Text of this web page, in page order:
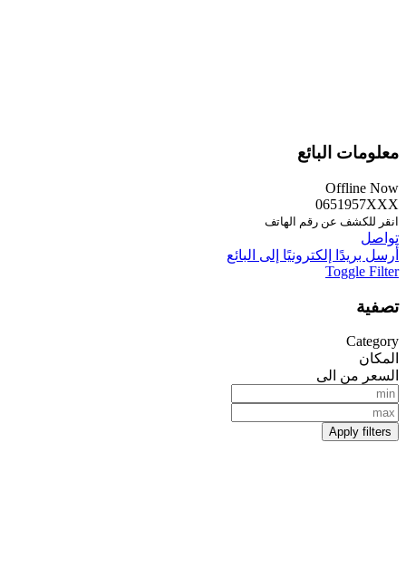
معلومات البائع
Offline Now
0651957XXX
انقر للكشف عن رقم الهاتف
تواصل
أرسل بريدًا إلكترونيًا إلى البائع
Toggle Filter
تصفية
Category
المكان
السعر من الى
Apply filters